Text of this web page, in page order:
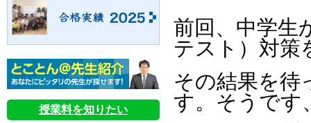
前回、中学生
テスト）対策
その結果を待
す。そうです
授業料を知りたい